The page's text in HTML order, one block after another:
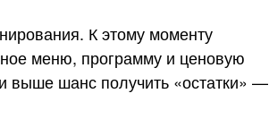
К этому моменту
меню, программу и ценовую
выше шанс получить «остатки» —